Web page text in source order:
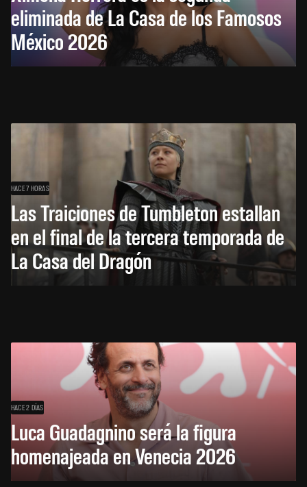
eliminada de La Casa de los Famosos
México 2026
HACE 7 HORAS
Las Traiciones de Tumbleton estallan
en el final de la tercera temporada de
La Casa del Dragón
HACE 2 DÍAS
Luca Guadagnino será la figura
homenajeada en Venecia 2026